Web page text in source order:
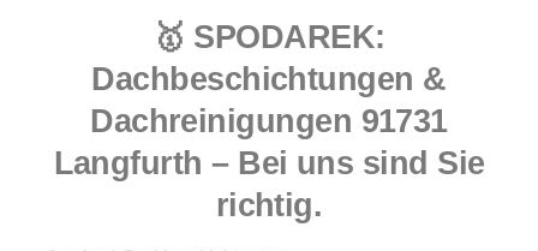
🥇 SPODAREK:
Dachbeschichtungen &
Dachreinigungen 91731
Langfurth – Bei uns sind Sie
richtig.